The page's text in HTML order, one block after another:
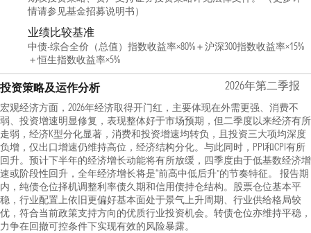
情请参见基金招募说明书）
业绩比较基准
中债-综合全价（总值）指数收益率×80%＋沪深300指数收益率×15%
＋恒生指数收益率×5%
投资策略及运作分析 2026年第二季报
宏观经济方面，2026年经济取得开门红，主要体现在外需更强、消费不
弱、投资增速明显修复，表现整体好于市场预期，但二季度以来经济有所
走弱，经济K型分化显著，消费和投资增速均转负，且投资三大项均深度
负增，仅出口增速仍维持高位，经济结构分化。与此同时，PPI和CPI有所
回升。预计下半年的经济增长动能将有所放缓，四季度由于低基数经济增
速或阶段性回升，全年经济增长将是“前高中低后升”的节奏特征。 报告期
内，纯债仓位择机调整利率债久期和信用债持仓结构。股票仓位基本平
稳，行业配置上依旧更偏好基本面处于景气上升周期、行业供给格局较
优，符合当前政策支持方向的优质行业投资机会。转债仓位亦维持平稳，
力争在回撤可控条件下实现有效的风险暴露。